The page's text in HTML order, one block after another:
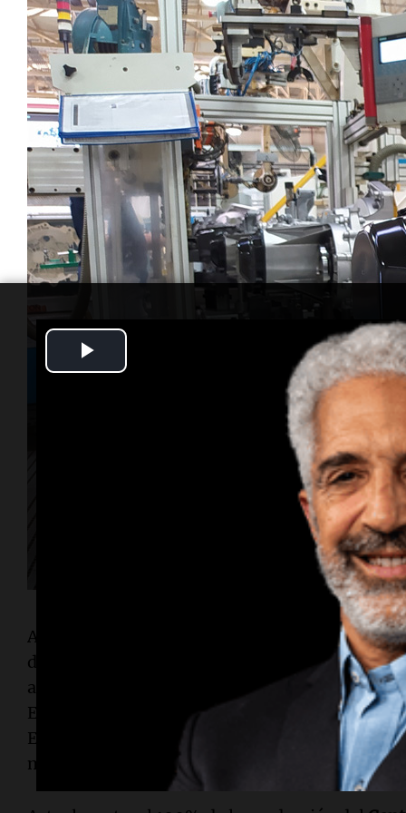
A lo largo de estas tres décadas, el Centro
diferentes generaciones y versiones de
abastecer a distintas fábricas del
Grupo
Entre los principales destinos de exportación
España, China, Eslovaquia, India, Sudáfrica,
mercados estratégicos.